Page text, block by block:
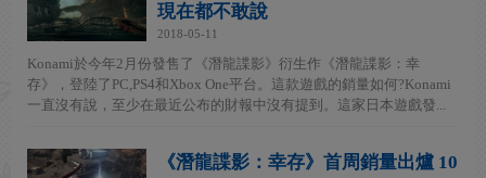
現在都不敢說
2018-05-11
Konami於今年2月份發售了《潛龍諜影》衍生作《潛龍諜影：幸
存》，登陸了PC,PS4和Xbox One平台。這款遊戲的銷量如何?Konami
一直沒有說，至少在最近公布的財報中沒有提到。這家日本遊戲發...
《潛龍諜影：幸存》首周銷量出爐 10